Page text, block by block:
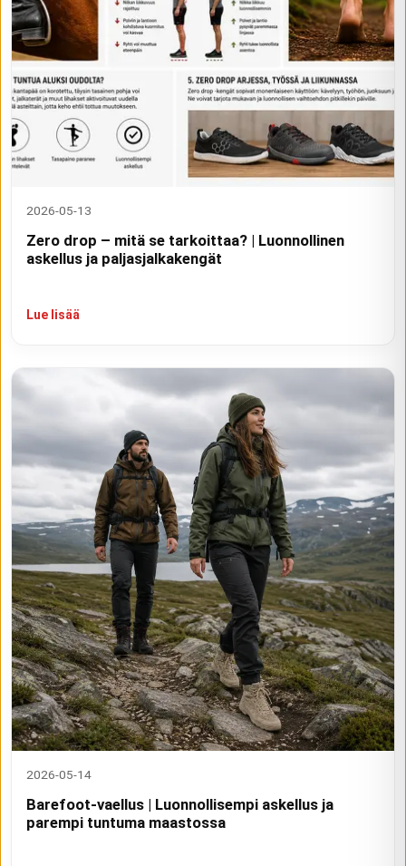
2026-05-13
Zero drop – mitä se tarkoittaa? | Luonnollinen
askellus ja paljasjalkakengät
Lue lisää
2026-05-14
Barefoot-vaellus | Luonnollisempi askellus ja
parempi tuntuma maastossa